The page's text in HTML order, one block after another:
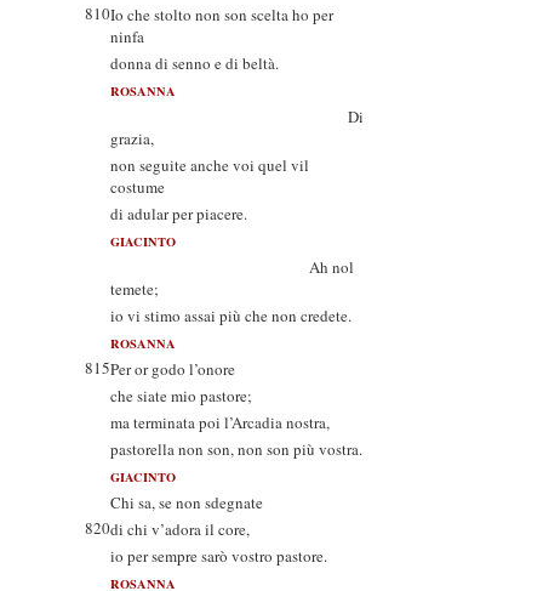
810Io che stolto non son scelta ho per
ninfa
donna di senno e di beltà.
ROSANNA
Di
grazia,
non seguite anche voi quel vil
costume
di adular per piacere.
GIACINTO
Ah nol
temete;
io vi stimo assai più che non credete.
ROSANNA
815Per or godo l’onore
che siate mio pastore;
ma terminata poi l’Arcadia nostra,
pastorella non son, non son più vostra.
GIACINTO
Chi sa, se non sdegnate
820di chi v’adora il core,
io per sempre sarò vostro pastore.
ROSANNA